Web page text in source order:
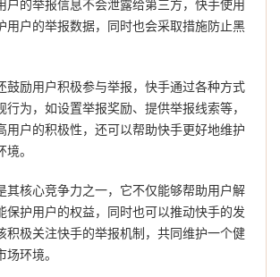
户的举报信息不会泄露给第三方，快手使用
用户的举报数据，同时也会采取措施防止黑
鼓励用户积极参与举报，快手通过各种方式
行为，如设置举报奖励、提供举报线索等，
用户的积极性，还可以帮助快手更好地维护
。
其核心竞争力之一，它不仅能够帮助用户解
保护用户的权益，同时也可以推动快手的发
积极关注快手的举报机制，共同维护一个健
环境。